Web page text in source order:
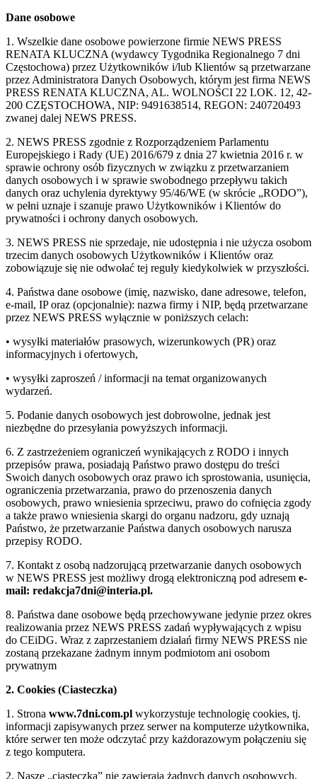
Dane osobowe
1. Wszelkie dane osobowe powierzone firmie NEWS PRESS
RENATA KLUCZNA (wydawcy Tygodnika Regionalnego 7 dni
Częstochowa) przez Użytkowników i/lub Klientów są przetwarzane
przez Administratora Danych Osobowych, którym jest firma NEWS
PRESS RENATA KLUCZNA, AL. WOLNOŚCI 22 LOK. 12, 42-
200 CZĘSTOCHOWA, NIP: 9491638514, REGON: 240720493
zwanej dalej NEWS PRESS.
2. NEWS PRESS zgodnie z Rozporządzeniem Parlamentu
Europejskiego i Rady (UE) 2016/679 z dnia 27 kwietnia 2016 r. w
sprawie ochrony osób fizycznych w związku z przetwarzaniem
danych osobowych i w sprawie swobodnego przepływu takich
danych oraz uchylenia dyrektywy 95/46/WE (w skrócie „RODO”),
w pełni uznaje i szanuje prawo Użytkowników i Klientów do
prywatności i ochrony danych osobowych.
3. NEWS PRESS nie sprzedaje, nie udostępnia i nie użycza osobom
trzecim danych osobowych Użytkowników i Klientów oraz
zobowiązuje się nie odwołać tej reguły kiedykolwiek w przyszłości.
4. Państwa dane osobowe (imię, nazwisko, dane adresowe, telefon,
e-mail, IP oraz (opcjonalnie): nazwa firmy i NIP, będą przetwarzane
przez NEWS PRESS wyłącznie w poniższych celach:
• wysyłki materiałów prasowych, wizerunkowych (PR) oraz
informacyjnych i ofertowych,
• wysyłki zaproszeń / informacji na temat organizowanych
wydarzeń.
5. Podanie danych osobowych jest dobrowolne, jednak jest
niezbędne do przesyłania powyższych informacji.
6. Z zastrzeżeniem ograniczeń wynikających z RODO i innych
przepisów prawa, posiadają Państwo prawo dostępu do treści
Swoich danych osobowych oraz prawo ich sprostowania, usunięcia,
ograniczenia przetwarzania, prawo do przenoszenia danych
osobowych, prawo wniesienia sprzeciwu, prawo do cofnięcia zgody
a także prawo wniesienia skargi do organu nadzoru, gdy uznają
Państwo, że przetwarzanie Państwa danych osobowych narusza
przepisy RODO.
7. Kontakt z osobą nadzorującą przetwarzanie danych osobowych
w NEWS PRESS jest możliwy drogą elektroniczną pod adresem e-
mail: redakcja7dni@interia.pl.
8. Państwa dane osobowe będą przechowywane jedynie przez okres
realizowania przez NEWS PRESS zadań wypływających z wpisu
do CEiDG. Wraz z zaprzestaniem działań firmy NEWS PRESS nie
zostaną przekazane żadnym innym podmiotom ani osobom
prywatnym
2. Cookies (Ciasteczka)
1. Strona www.7dni.com.pl wykorzystuje technologię cookies, tj.
informacji zapisywanych przez serwer na komputerze użytkownika,
które serwer ten może odczytać przy każdorazowym połączeniu się
z tego komputera.
2. Nasze „ciasteczka” nie zawierają żadnych danych osobowych.